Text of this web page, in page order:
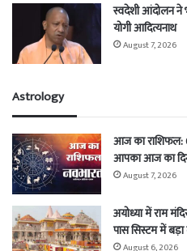
स्वदेशी आंदोलन ने
योगी आदित्यनाथ
August 7, 2026
Astrology
आज का राशिफल:
आपका आज का
August 7, 2026
अयोध्या में राम
पास सिस्टम में
August 6, 2026